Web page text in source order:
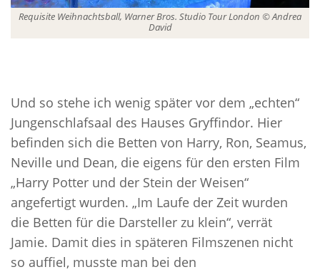
Requisite Weihnachtsball, Warner Bros. Studio Tour London © Andrea
David
Und so stehe ich wenig später vor dem „echten“
Jungenschlafsaal des Hauses Gryffindor. Hier
befinden sich die Betten von Harry, Ron, Seamus,
Neville und Dean, die eigens für den ersten Film
„Harry Potter und der Stein der Weisen“
angefertigt wurden. „Im Laufe der Zeit wurden
die Betten für die Darsteller zu klein“, verrät
Jamie. Damit dies in späteren Filmszenen nicht
so auffiel, musste man bei den